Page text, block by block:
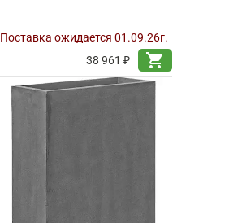
Поставка ожидается 01.09.26г.
38 961 ₽
shopping_cart